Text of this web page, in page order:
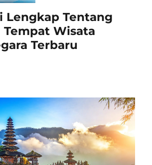
Lengkap Tentang
Tempat Wisata
Terbaru